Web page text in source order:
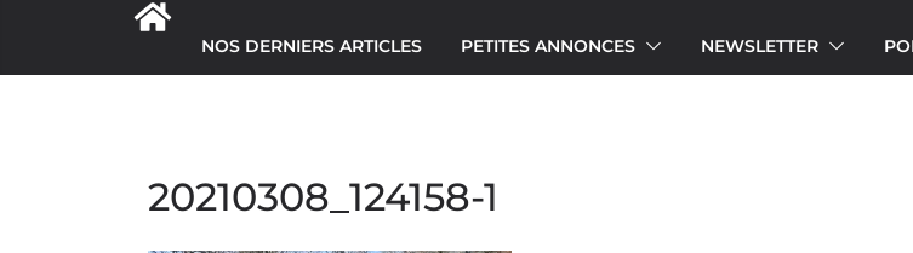
NOS DERNIERS ARTICLES PETITES ANNONCES NEWSLETTER
20210308_124158-1